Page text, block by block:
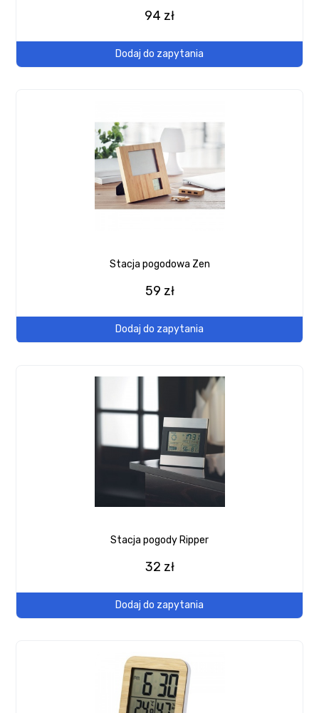
94 zł
Dodaj do zapytania
Stacja pogodowa Zen
59 zł
Dodaj do zapytania
Stacja pogody Ripper
32 zł
Dodaj do zapytania